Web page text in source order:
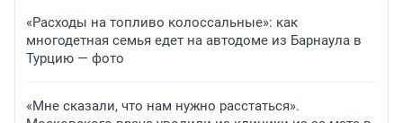
«Расходы на топливо колоссальные»: как
многодетная семья едет на автодоме из Барнаула в
Турцию — фото
«Мне сказали, что нам нужно расстаться».